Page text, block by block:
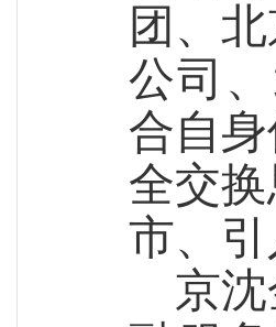
团、
公司
合自
全交
市、
京